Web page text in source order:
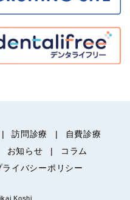
訪問診療
自費診療
お知らせ
コラム
ライバシーポリシー
Koshi